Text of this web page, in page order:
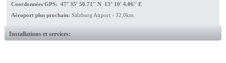
Coordonnées GPS: 47° 35' 50.71'' N 13° 10' 4.06'' E
Aèroport plus prochain: Salzburg Airport - 32,0km.
Installations et services: